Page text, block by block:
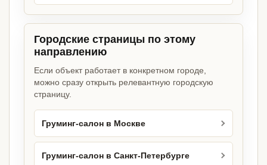
Городские страницы по этому
направлению
Если объект работает в конкретном городе,
можно сразу открыть релевантную городскую
страницу.
Груминг-салон в Москве
Груминг-салон в Санкт-Петербурге